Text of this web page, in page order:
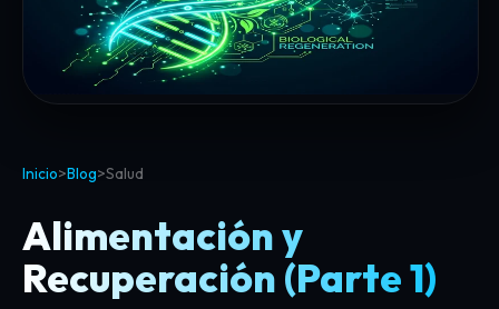
Inicio>Blog>Salud
Alimentación y
Recuperación (Parte 1)